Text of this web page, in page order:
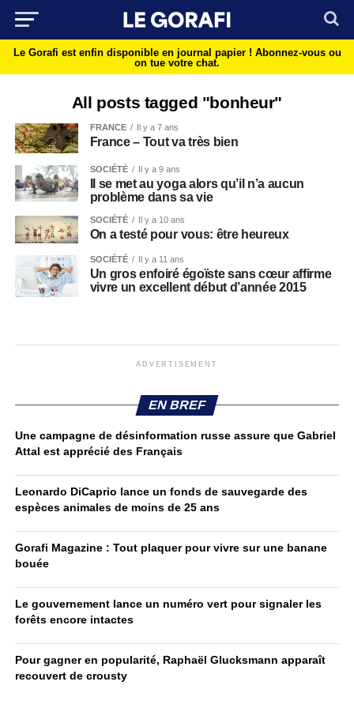
Le Gorafi est enfin disponible en journal papier ! Abonnez-vous ou
on tue votre chat.
All posts tagged "bonheur"
FRANCE Il y a 7 ans
France – Tout va très bien
SOCIÉTÉ Il y a 9 ans
Il se met au yoga alors qu’il n’a aucun
problème dans sa vie
SOCIÉTÉ Il y a 10 ans
On a testé pour vous: être heureux
SOCIÉTÉ Il y a 11 ans
Un gros enfoiré égoïste sans cœur affirme
vivre un excellent début d’année 2015
ADVERTISEMENT
EN BREF
Une campagne de désinformation russe assure que Gabriel
Attal est apprécié des Français
Leonardo DiCaprio lance un fonds de sauvegarde des
espèces animales de moins de 25 ans
Gorafi Magazine : Tout plaquer pour vivre sur une banane
bouée
Le gouvernement lance un numéro vert pour signaler les
forêts encore intactes
Pour gagner en popularité, Raphaël Glucksmann apparaît
recouvert de crousty